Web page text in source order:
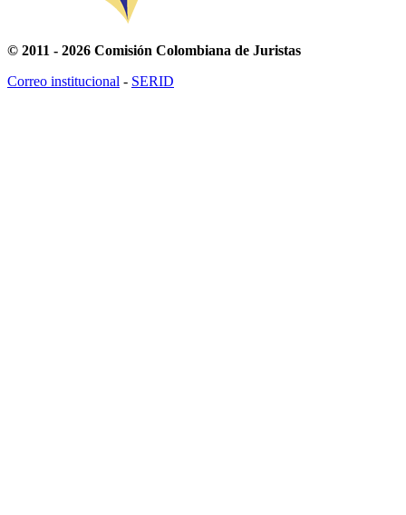
© 2011 - 2026 Comisión Colombiana de Juristas
Correo institucional - SERID